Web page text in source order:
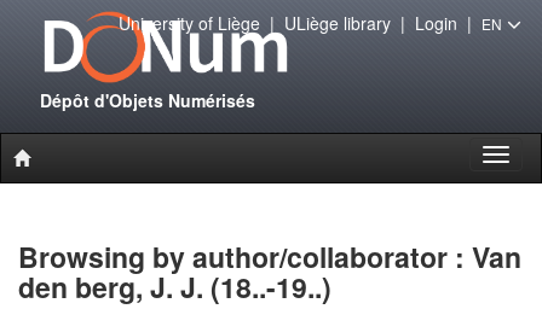
Dépôt d'Objets Numérisés
University of Liège| ULiège library| Login | EN
Browsing by author/collaborator : Van
den berg, J. J. (18..-19..)